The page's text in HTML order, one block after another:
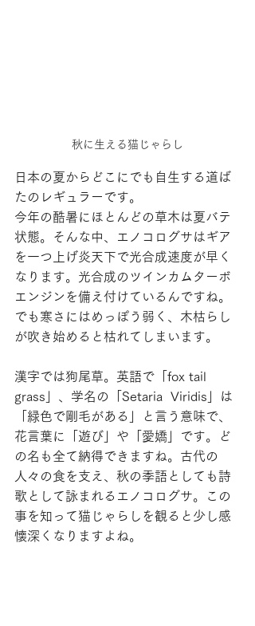
秋に生える猫じゃらし
日本の夏からどこにでも自生する道ば
たのレギュラーです。
今年の酷暑にほとんどの草木は夏バテ
状態。そんな中、エノコログサはギア
を一つ上げ炎天下で光合成速度が早く
なります。光合成のツインカムターボ
エンジンを備え付けているんですね。
でも寒さにはめっぽう弱く、木枯らし
が吹き始めると枯れてしまいます。
漢字では狗尾草。英語で「fox tail
grass」、学名の「Setaria  Viridis」は
「緑色で剛毛がある」と言う意味で、
花言葉に「遊び」や「愛嬌」です。ど
の名も全て納得できますね。古代の
人々の食を支え、秋の季語としても詩
歌として詠まれるエノコログサ。この
事を知って猫じゃらしを観ると少し感
懐深くなりますよね。